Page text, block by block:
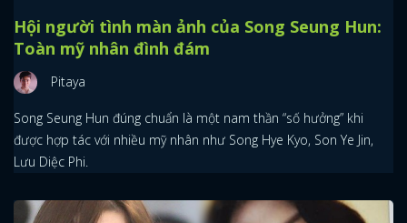
Hội người tình màn ảnh của Song Seung Hun:
Toàn mỹ nhân đình đám
Pitaya
Song Seung Hun đúng chuẩn là một nam thần “số hưởng” khi
được hợp tác với nhiều mỹ nhân như Song Hye Kyo, Son Ye Jin,
Lưu Diệc Phi.